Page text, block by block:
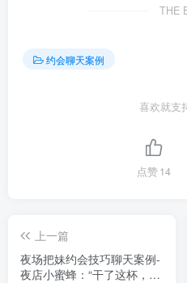
THE
约会聊天案例
喜欢就支
点赞14
上一篇
夜场把妹约会技巧聊天案例-
夜店小蜜蜂：“干了这杯，然